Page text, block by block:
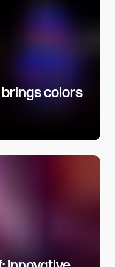
colors